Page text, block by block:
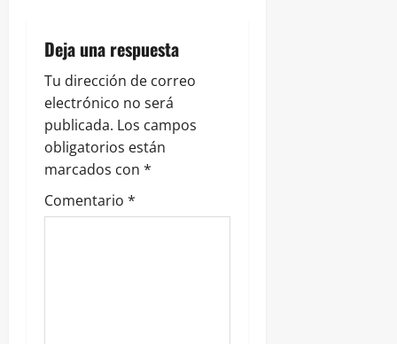
t
r
a
d
a
Deja una respuesta
Tu dirección de correo
electrónico no será
publicada. Los campos
obligatorios están
marcados con *
Comentario *